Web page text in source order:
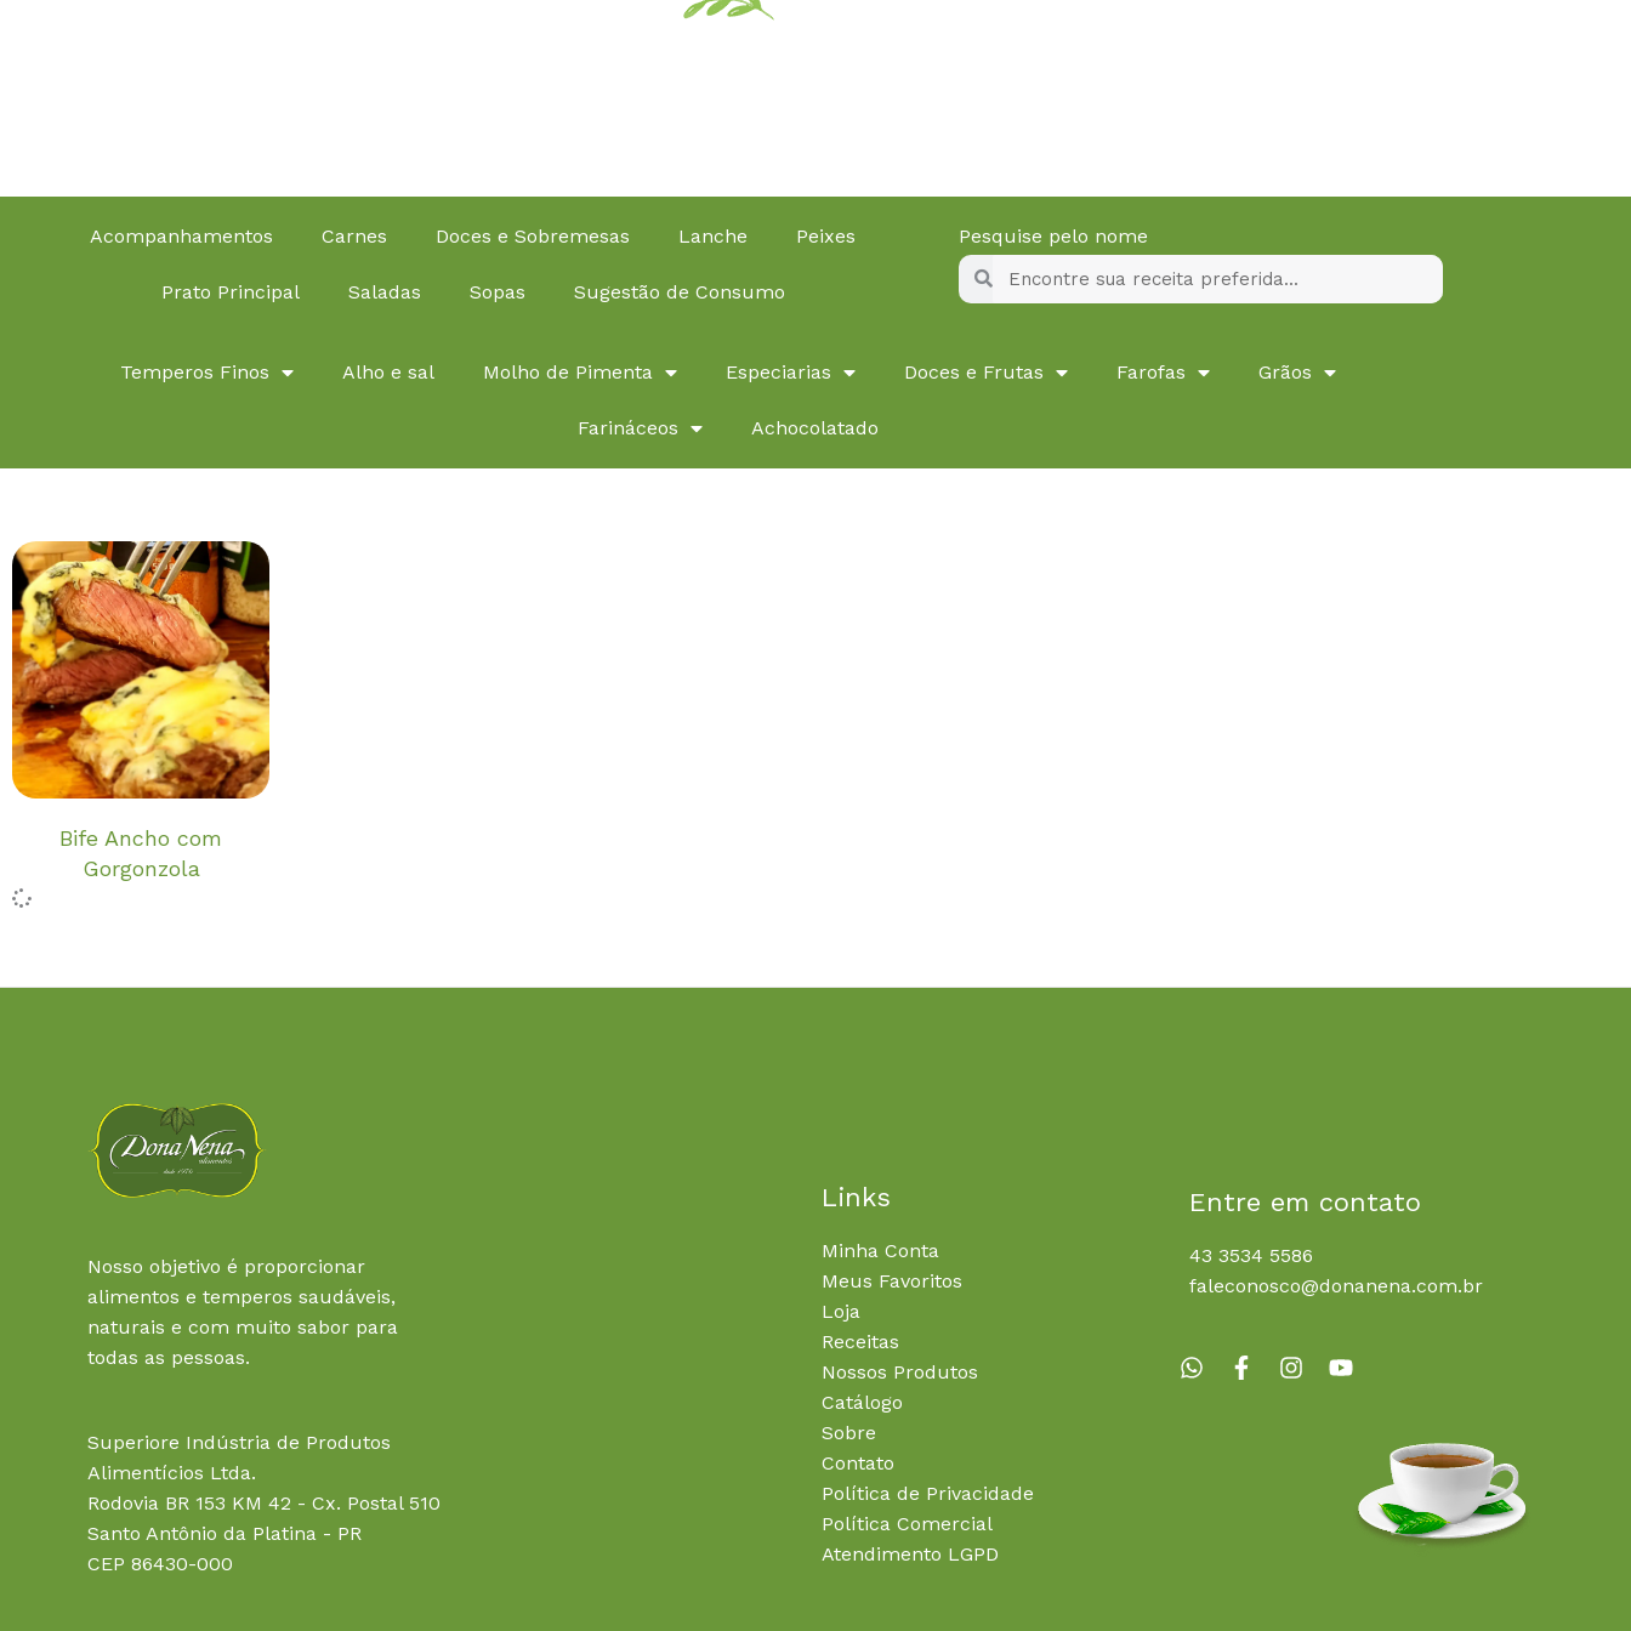
Acompanhamentos Carnes Doces e Sobremesas Lanche Peixes
Prato Principal Saladas Sopas Sugestão de Consumo
Pesquise pelo nome
Pesquisar
Pesquisar
Temperos Finos Alho e sal Molho de Pimenta Especiarias Doces e Frutas Farofas Grãos
Farináceos Achocolatado
Bife Ancho com
Gorgonzola
Nosso objetivo é proporcionar
alimentos e temperos saudáveis,
naturais e com muito sabor para
todas as pessoas.
Superiore Indústria de Produtos
Alimentícios Ltda.
Rodovia BR 153 KM 42 - Cx. Postal 510
Santo Antônio da Platina - PR
CEP 86430-000
Links
Minha Conta
Meus Favoritos
Loja
Receitas
Nossos Produtos
Catálogo
Sobre
Contato
Política de Privacidade
Política Comercial
Atendimento LGPD
Entre em contato
43 3534 5586
faleconosco@donanena.com.br